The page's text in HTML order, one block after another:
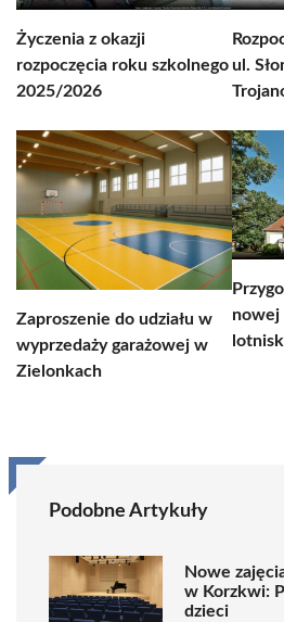
Życzenia z okazji
rozpoczęcia roku szkolnego
2025/2026
ul.
Zaproszenie do udziału w
wyprzedaży garażowej w
Zielonkach
nowej
Podobne Artykuły
Nowe
w Korzkwi:
dzieci